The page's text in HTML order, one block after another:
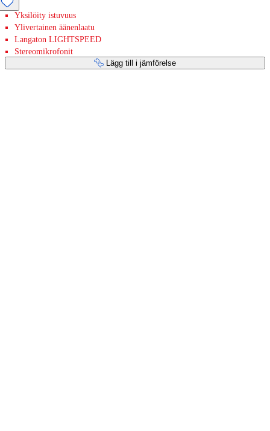
Yksilöity istuvuus
Ylivertainen äänenlaatu
Langaton LIGHTSPEED
Stereomikrofonit
Lägg till i jämförelse